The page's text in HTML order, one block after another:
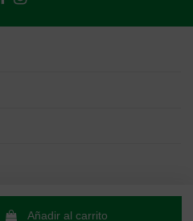
Añadir al carrito